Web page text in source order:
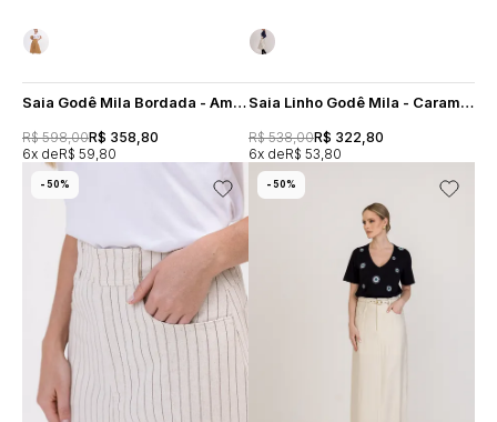
Saia Godê Mila Bordada - Amarelo Manteiga
R$ 598,00R$ 358,80
6x
R$ 59,80
Saia Linho Godê Mila - Caramelo
R$ 538,00R$ 322,80
6x
R$ 53,80
50% 50%